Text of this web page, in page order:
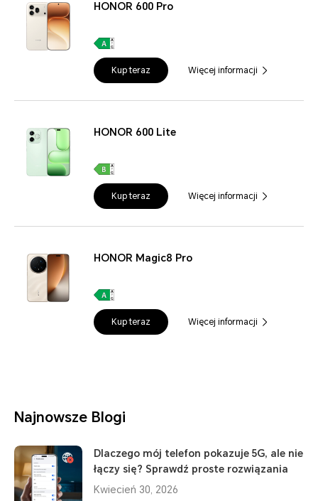
HONOR 600 Pro
Kup teraz Więcej informacji
HONOR 600 Lite
Kup teraz Więcej informacji
HONOR Magic8 Pro
Kup teraz Więcej informacji
Najnowsze Blogi
Dlaczego mój telefon pokazuje 5G, ale nie
łączy się? Sprawdź proste rozwiązania
Kwiecień 30, 2026